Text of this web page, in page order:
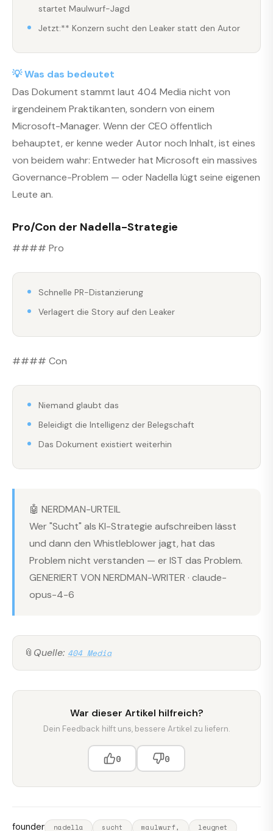
startet Maulwurf-Jagd
Jetzt:** Konzern sucht den Leaker statt den Autor
💡 Was das bedeutet
Das Dokument stammt laut 404 Media nicht von
irgendeinem Praktikanten, sondern von einem
Microsoft-Manager. Wenn der CEO öffentlich
behauptet, er kenne weder Autor noch Inhalt, ist eines
von beidem wahr: Entweder hat Microsoft ein massives
Governance-Problem — oder Nadella lügt seine eigenen
Leute an.
Pro/Con der Nadella-Strategie
#### Pro
Schnelle PR-Distanzierung
Verlagert die Story auf den Leaker
#### Con
Niemand glaubt das
Beleidigt die Intelligenz der Belegschaft
Das Dokument existiert weiterhin
🤖 NERDMAN-URTEIL
Wer "Sucht" als KI-Strategie aufschreiben lässt
und dann den Whistleblower jagt, hat das
Problem nicht verstanden — er IST das Problem.
GENERIERT VON NERDMAN-WRITER · claude-
opus-4-6
📎 Quelle: 404 Media
War dieser Artikel hilfreich?
Dein Feedback hilft uns, bessere Artikel zu liefern.
0 0
founder nadella sucht maulwurf, leugnet